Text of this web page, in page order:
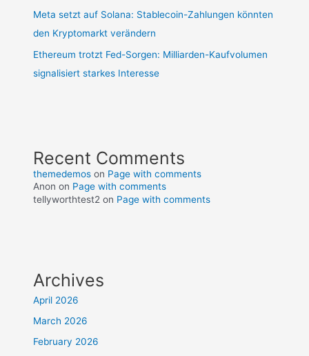
Meta setzt auf Solana: Stablecoin-Zahlungen könnten
den Kryptomarkt verändern
Ethereum trotzt Fed-Sorgen: Milliarden-Kaufvolumen
signalisiert starkes Interesse
Recent Comments
themedemos on Page with comments
Anon on Page with comments
tellyworthtest2 on Page with comments
Archives
April 2026
March 2026
February 2026